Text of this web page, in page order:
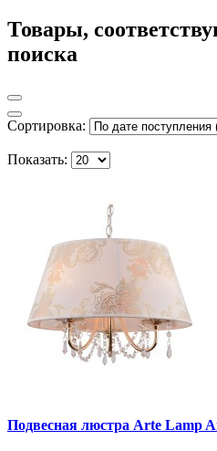
Товары,
поиска
Сортировка:
Показать:
Подвесная люстра Arte Lamp